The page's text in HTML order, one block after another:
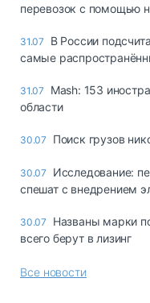
перевозок с помощью
31.07
В России
самые
31.07
Mash: 153
области
30.07 Поиск грузов
30.07
Исследование:
спешат с внедрением
30.07
Названы марки
всего берут в лизинг
Все новости